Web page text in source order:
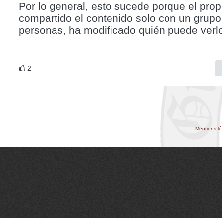
Por lo general, esto sucede porque el
compartido el contenido solo con un
personas, ha modificado quién puede
2
Mentions